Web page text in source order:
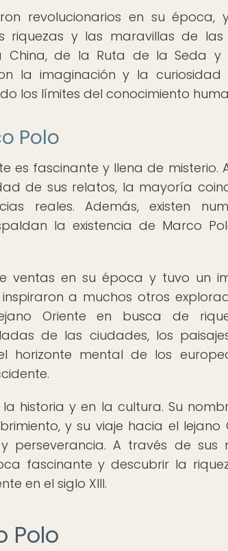
revolucionarios en su época,
riquezas y las maravillas de las
China, de la Ruta de la Seda
la imaginación y la curiosidad
los límites del conocimiento
Polo
es fascinante y llena de misterio.
de sus relatos, la mayoría
reales. Además, existen
la existencia de Marco
ventas en su época y tuvo un
a muchos otros
Oriente en busca de
de las ciudades, los
horizonte mental de los
historia y en la cultura. Su
y su viaje hacia el lejano
perseverancia. A través de sus
fascinante y descubrir la
en el siglo XIII.
Polo